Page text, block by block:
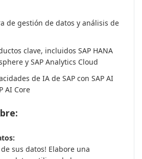
de gestión de datos y análisis de
clave, incluidos SAP HANA
y SAP Analytics Cloud
de IA de SAP con SAP AI
AI Core
sus datos! Elabore una